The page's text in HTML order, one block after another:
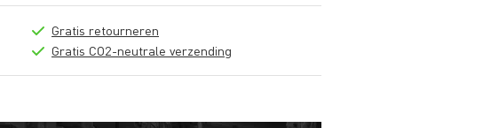
Gratis retourneren
Gratis CO2-neutrale verzending